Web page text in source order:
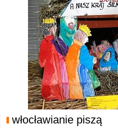
włocławianie piszą